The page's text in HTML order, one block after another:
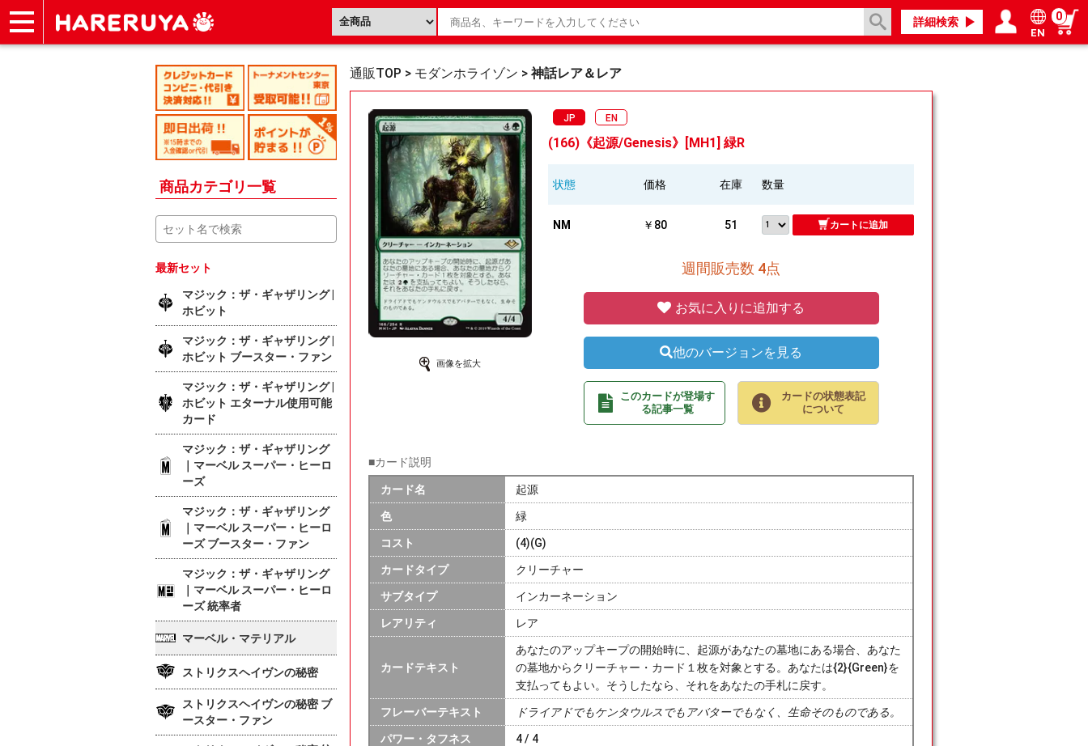
詳細検索
EN
0
商品カテゴリ一覧
通販TOP > モダンホライゾン > 神話レア＆レア
画像を拡大
JP EN
(166)《起源/Genesis》[MH1] 緑R
状態 価格 在庫 数量
NM ￥80 51 カートに追加
週間販売数 4点
お気に入りに追加する
他のバージョンを見る
このカードが登場す
る記事一覧
カードの状態表記
について
■カード説明
カード名 起源
色 緑
コスト (4)(G)
カードタイプ クリーチャー
サブタイプ インカーネーション
レアリティ レア
カードテキスト
あなたのアップキープの開始時に、起源があなたの墓地にある場合、あなた
の墓地からクリーチャー・カード１枚を対象とする。あなたは{2}{Green}を
支払ってもよい。そうしたなら、それをあなたの手札に戻す。
フレーバーテキスト ドライアドでもケンタウルスでもアバターでもなく、生命そのものである。
パワー・タフネス 4 / 4